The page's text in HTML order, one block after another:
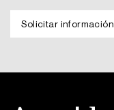
MXN
MXN
Solicitar información